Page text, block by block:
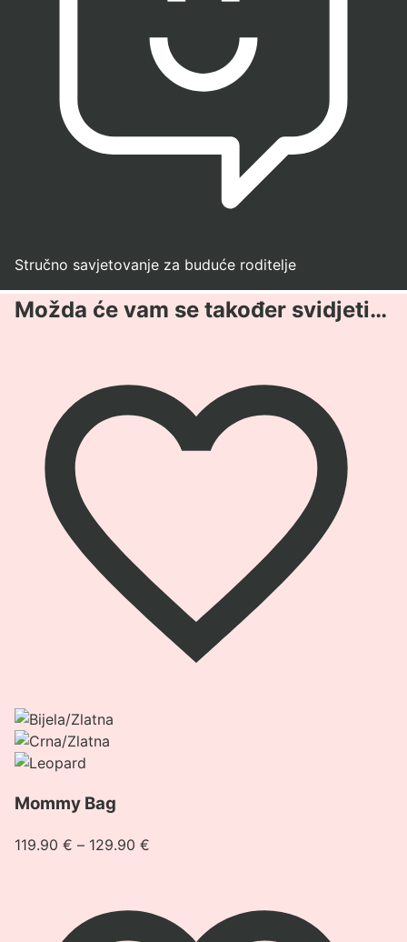
Stručno savjetovanje za buduće roditelje
Možda će vam se također svidjeti…
Pogledaj
proizvod
Mommy
Mommy Bag
119.90 € – 129.90 €
119.90 €